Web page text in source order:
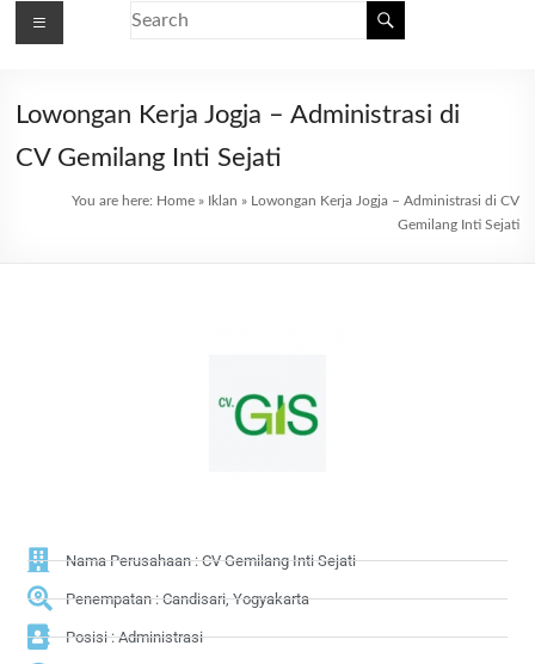
Lowongan Kerja Jogja – Administrasi di
CV Gemilang Inti Sejati
You are here: Home» Iklan » Lowongan Kerja Jogja – Administrasi di CV
Gemilang Inti Sejati
Nama Perusahaan : CV Gemilang Inti Sejati
Penempatan : Candisari, Yogyakarta
Posisi : Administrasi